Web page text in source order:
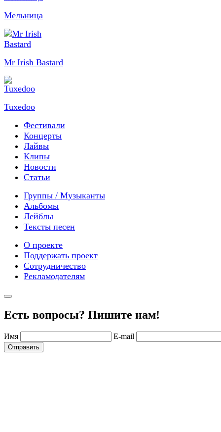
Мельница
Mr Irish Bastard
Tuxedoo
Фестивали
Концерты
Лайвы
Клипы
Новости
Статьи
Группы / Музыканты
Альбомы
Лейблы
Тексты песен
О проекте
Поддержать проект
Сотрудничество
Рекламодателям
Есть вопросы? Пишите нам!
Имя E-mail